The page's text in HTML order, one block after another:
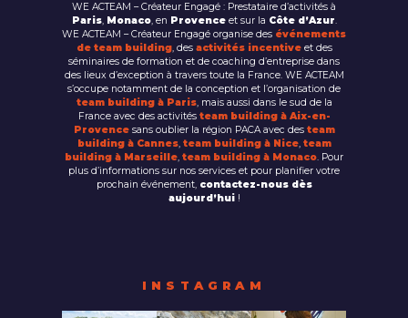
WE ACTEAM – Créateur Engagé : Prestataire d’activités à
Paris, Monaco, en Provenceet sur la Côte d’Azur.
WE ACTEAM – Créateur Engagé organise des événements
de team building, des activités incentiveet des
séminaires de formation et de coaching d’entreprise dans
des lieux d’exception à travers toute la France. WE ACTEAM
s’occupe notamment de la conception et l’organisation de
team building à Paris, mais aussi dans le sud de la
France avec des activités team building à Aix-en-
Provencesans oublier la région PACA avec des team
building à Cannes, team building à Nice, team
building à Marseille, team building à Monaco. Pour
plus d’informations sur nos services et pour planifier votre
prochain événement, contactez-nous dès
aujourd’hui!
INSTAGRAM